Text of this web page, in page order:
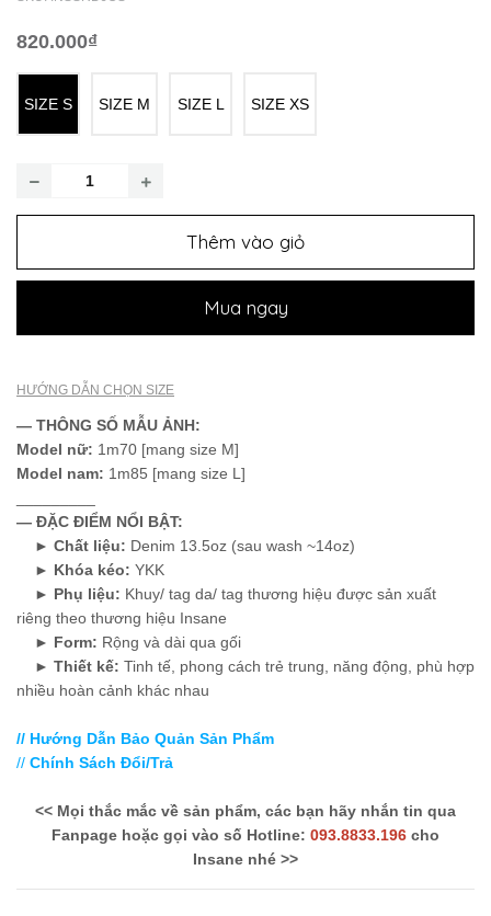
820.000₫
SIZE S SIZE M SIZE L SIZE XS
Thêm vào giỏ
Mua ngay
HƯỚNG DẪN CHỌN SIZE
— THÔNG SỐ MẪU ẢNH:
Model nữ: 1m70 [mang size M]
Model nam: 1m85 [mang size L]
— ĐẶC ĐIỂM NỔI BẬT:
► Chất liệu: Denim 13.5oz (sau wash ~14oz)
► Khóa kéo: YKK
► Phụ liệu: Khuy/ tag da/ tag thương hiệu được sản xuất
riêng theo thương hiệu Insane
► Form: Rộng và dài qua gối
► Thiết kế: Tinh tế, phong cách trẻ trung, năng động, phù hợp
nhiều hoàn cảnh khác nhau
// Hướng Dẫn Bảo Quản Sản Phẩm
// Chính Sách Đổi/Trả
<< Mọi thắc mắc về sản phẩm, các bạn hãy nhắn tin qua
Fanpage hoặc gọi vào số Hotline: 093.8833.196 cho
Insane nhé >>